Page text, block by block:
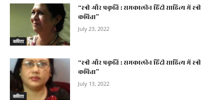
कविता
“स्त्री और प्रकृति : समकालीन हिंदी साहित्य में स्त्री
कविता”
July 23, 2022
कविता
“स्त्री और प्रकृति : समकालीन हिंदी साहित्य में स्त्री
कविता”
July 13, 2022